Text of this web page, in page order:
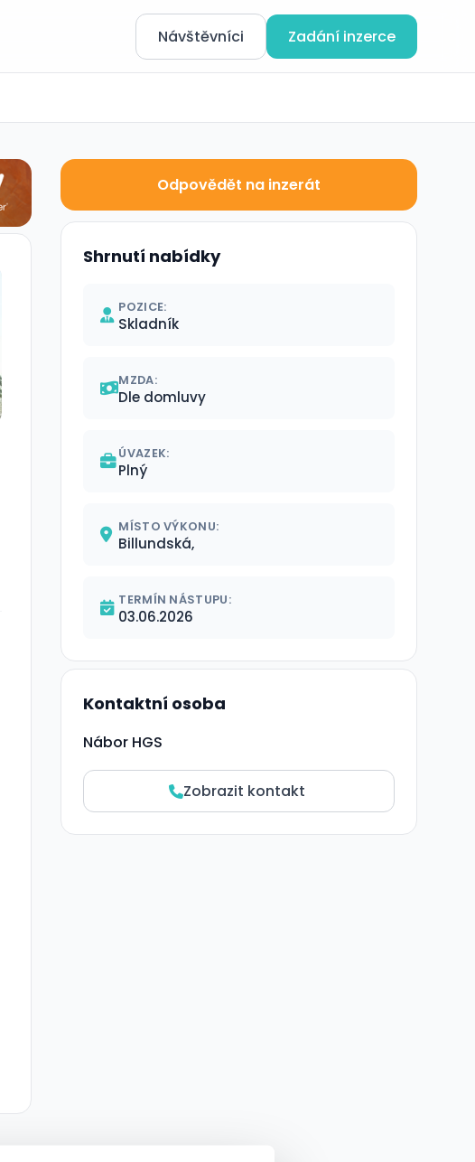
Návštěvníci Zadání inzerce
Odpovědět na inzerát
Shrnutí nabídky
POZICE:
Skladník
MZDA:
Dle domluvy
ÚVAZEK:
Plný
MÍSTO VÝKONU:
Billundská,
TERMÍN NÁSTUPU:
03.06.2026
Kontaktní osoba
Nábor HGS
Zobrazit kontakt